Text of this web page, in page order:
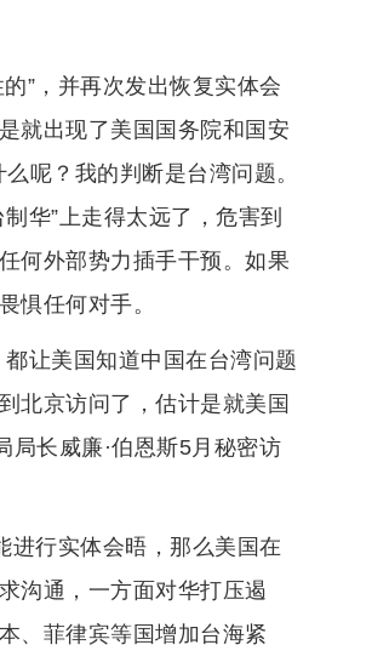
”，并再次发出恢复实体会
就出现了美国国务院和国安
呢？我的判断是台湾问题。
华”上走得太远了，危害到
何外部势力插手干预。如果
惧任何对手。
让美国知道中国在台湾问题
北京访问了，估计是就美国
局长威廉·伯恩斯5月秘密访
进行实体会晤，那么美国在
沟通，一方面对华打压遏
、菲律宾等国增加台海紧